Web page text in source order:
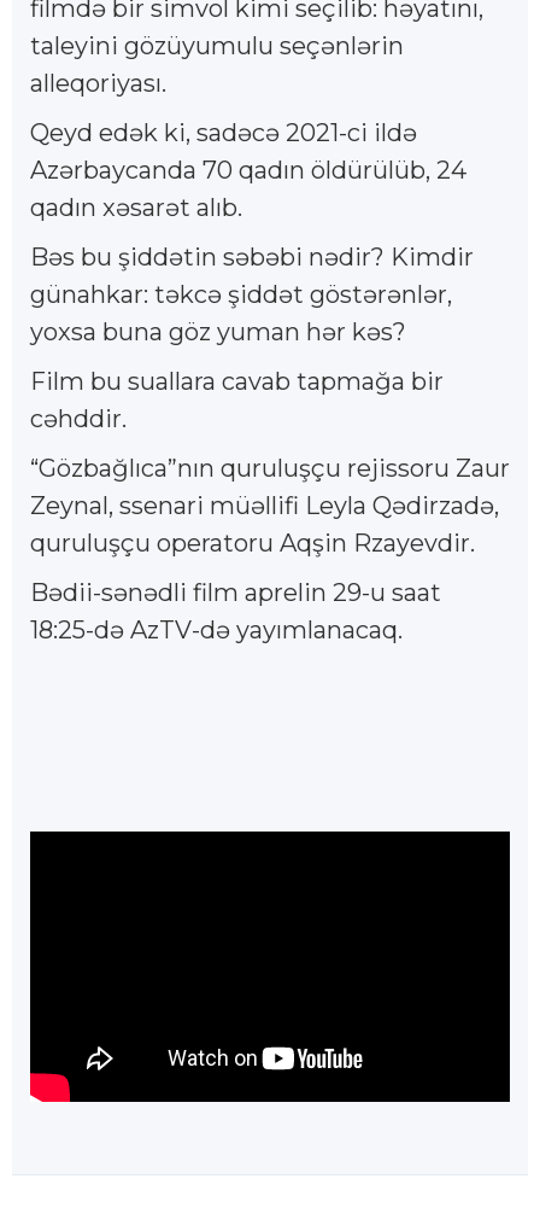
filmdə bir simvol kimi seçilib: həyatını,
taleyini gözüyumulu seçənlərin
alleqoriyası.
Qeyd edək ki, sadəcə 2021-ci ildə
Azərbaycanda 70 qadın öldürülüb, 24
qadın xəsarət alıb.
Bəs bu şiddətin səbəbi nədir? Kimdir
günahkar: təkcə şiddət göstərənlər,
yoxsa buna göz yuman hər kəs?
Film bu suallara cavab tapmağa bir
cəhddir.
“Gözbağlıca”nın quruluşçu rejissoru Zaur
Zeynal, ssenari müəllifi Leyla Qədirzadə,
quruluşçu operatoru Aqşin Rzayevdir.
Bədii-sənədli film aprelin 29-u saat
18:25-də AzTV-də yayımlanacaq.